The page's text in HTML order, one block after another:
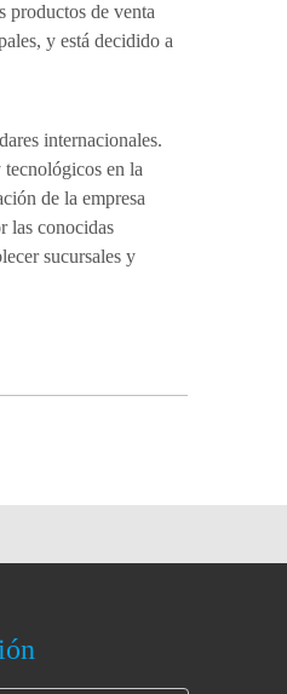
productos de venta
y está decidido a
internacionales.
en la
de la empresa
las conocidas
sucursales y